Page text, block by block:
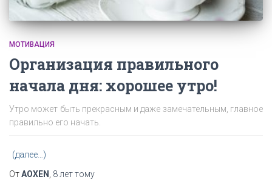
МОТИВАЦИЯ
Организация правильного
начала дня: хорошее утро!
Утро может быть прекрасным и даже замечательным, главное
правильно его начать.
(далее…)
ОтAOXEN 8 леттому